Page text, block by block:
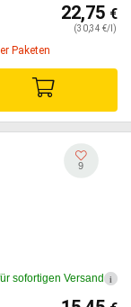
22,75 €
(30,34 €/l)
Paketen
9
sofortigen Versand i